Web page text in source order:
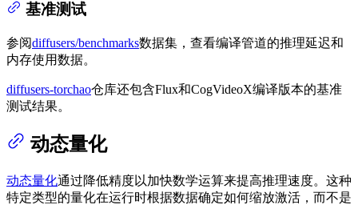
基准测试
参阅diffusers/benchmarks数据集，查看编译管道的推理延迟和
内存使用数据。
diffusers-torchao仓库还包含Flux和CogVideoX编译版本的基准
测试结果。
动态量化
动态量化通过降低精度以加快数学运算来提高推理速度。这种
特定类型的量化在运行时根据数据确定如何缩放激活，而不是